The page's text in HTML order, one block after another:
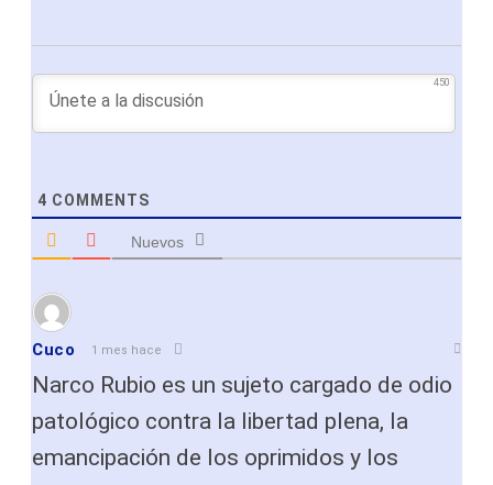
450
4 COMMENTS
Nuevos
Cuco 1 mes hace
Narco Rubio es un sujeto cargado de odio
patológico contra la libertad plena, la
emancipación de los oprimidos y los